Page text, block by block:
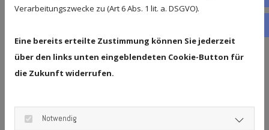
Sorgfalt und hochwertigen
Demontage und Montage
Wohnort wieder auf.
Verarbeitungszwecke zu (Art 6 Abs. 1 lit. a. DSGVO).
Eine bereits erteilte Zustimmung können Sie jederzeit
über den links unten eingeblendeten Cookie-Button für
die Zukunft widerrufen.
Notwendig